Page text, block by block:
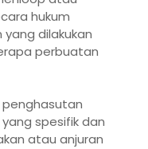
hukum
dilakukan
perbuatan
penghasutan
spesifik dan
atau anjuran